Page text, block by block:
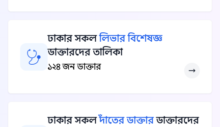
ঢাকার সকললিভার বিশেষজ্ঞ
ডাক্তারদের তালিকা
১২৪ জন ডাক্তার
ঢাকার সকলদাঁতের ডাক্তারডাক্তারদের